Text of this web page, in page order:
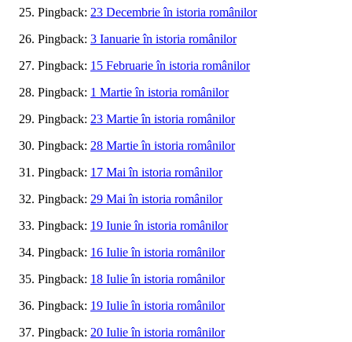
Pingback: 23 Decembrie în istoria românilor
Pingback: 3 Ianuarie în istoria românilor
Pingback: 15 Februarie în istoria românilor
Pingback: 1 Martie în istoria românilor
Pingback: 23 Martie în istoria românilor
Pingback: 28 Martie în istoria românilor
Pingback: 17 Mai în istoria românilor
Pingback: 29 Mai în istoria românilor
Pingback: 19 Iunie în istoria românilor
Pingback: 16 Iulie în istoria românilor
Pingback: 18 Iulie în istoria românilor
Pingback: 19 Iulie în istoria românilor
Pingback: 20 Iulie în istoria românilor